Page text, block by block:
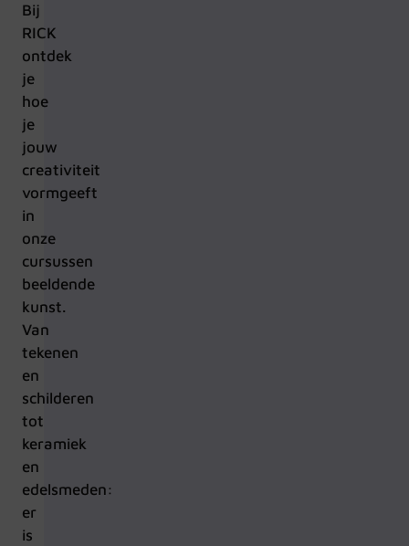
Bij
RICK
ontdek
je
hoe
je
jouw
creativiteit
vormgeeft
in
onze
cursussen
beeldende
kunst.
Van
tekenen
en
schilderen
tot
keramiek
en
edelsmeden:
er
is